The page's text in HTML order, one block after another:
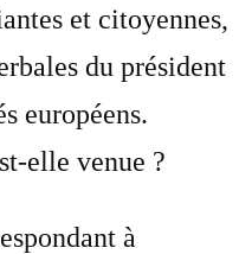
et citoyennes,
du président
européens.
elle venue ?
à